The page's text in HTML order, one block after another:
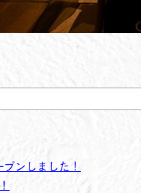
ンしました！